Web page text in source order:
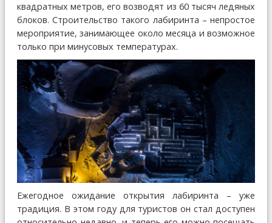
квадратных метров, его возводят из 60 тысяч ледяных
блоков. Строительство такого лабиринта – непростое
мероприятие, занимающее около месяца и возможное
только при минусовых температурах.
Ежегодное ожидание открытия лабиринта – уже
традиция. В этом году для туристов он стал доступен